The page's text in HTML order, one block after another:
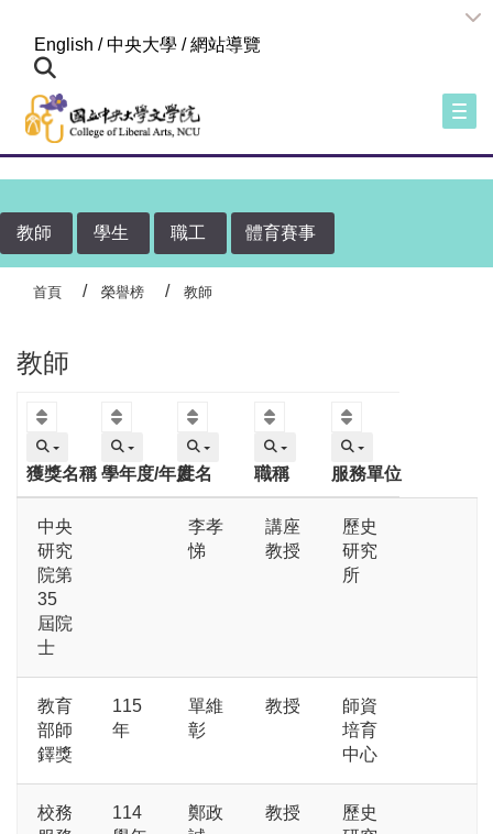
English /中央大學 /網站導覽
教師 學生 職工 體育賽事
首頁 榮譽榜 教師
教師
獲獎名稱 學年度/年度姓名 職稱 服務單位
中央
研究
院第
35
屆院
士
李孝
悌
講座
教授
歷史
研究
所
教育
部師
鐸獎
115
年
單維
彰
教授
師資
培育
中心
校務
114
鄭政
教授
歷史